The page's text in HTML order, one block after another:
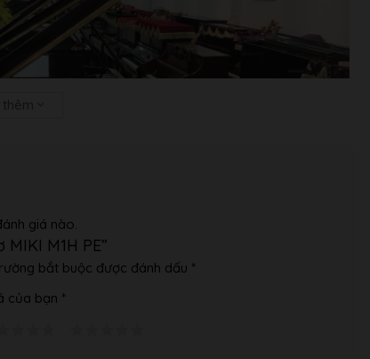
giá nào.
M1H PE”
bắt buộc được đánh dấu *
của bạn *